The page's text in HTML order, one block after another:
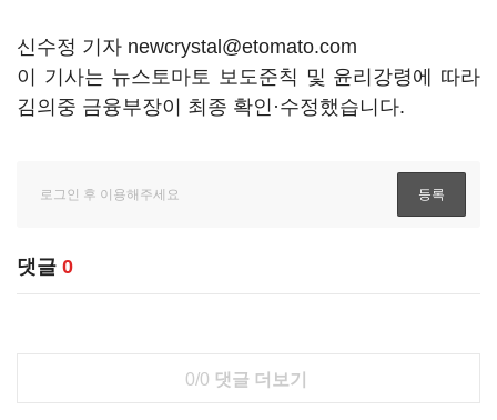
신수정 기자 newcrystal@etomato.com
이 기사는 뉴스토마토 보도준칙 및 윤리강령에 따라
김의중 금융부장이 최종 확인·수정했습니다.
댓글 0
0/0 댓글 더보기